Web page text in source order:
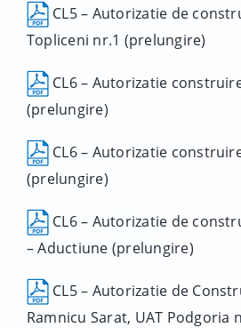
CL5 – Autorizatie de
Topliceni nr.1 (prelungire)
CL6 – Autorizatie
(prelungire)
CL6 – Autorizatie
(prelungire)
CL6 – Autorizatie de
– Aductiune (prelungire)
CL5 – Autorizatie de
Ramnicu Sarat, UAT Podgoria